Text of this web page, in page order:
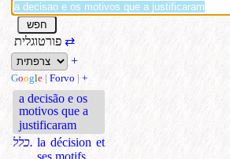
⇄
+
Google | Forvo | +
a decisão e os
motivos que a
justificaram
כלל. la décision et
ses motifs